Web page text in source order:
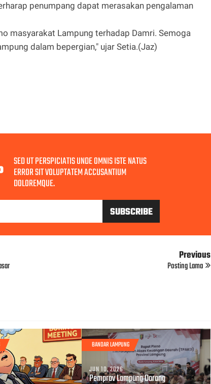
penumpang dapat merasakan pengalaman
masyarakat Lampung terhadap Damri. Semoga
dalam bepergian," ujar Setia.(Jaz)
SED UT PERSPICIATIS UNDE OMNIS ISTE NATUS
ERROR SIT VOLUPTATEM ACCUSANTIUM
DOLOREMQUE.
Previous
Posting Lama
BANDAR LAMPUNG
JUN 10, 2026
Pemprov Lampung Dorong